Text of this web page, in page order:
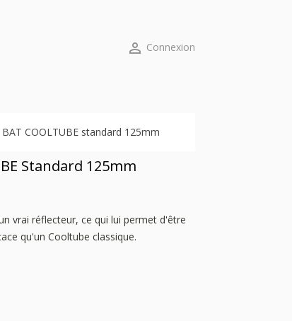
 Connexion
BAT COOLTUBE standard 125mm
Standard 125mm
vrai réflecteur, ce qui lui permet d'être
qu'un Cooltube classique.